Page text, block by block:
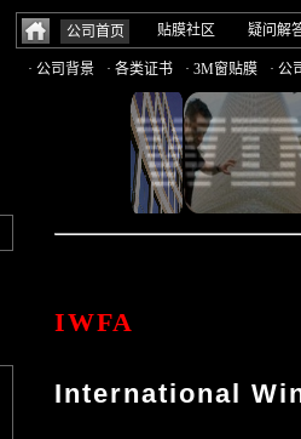
公司首页 贴膜社区 疑问解
· 公司背景 · 各类证书 · 3M窗贴膜 · 公
IWFA
International